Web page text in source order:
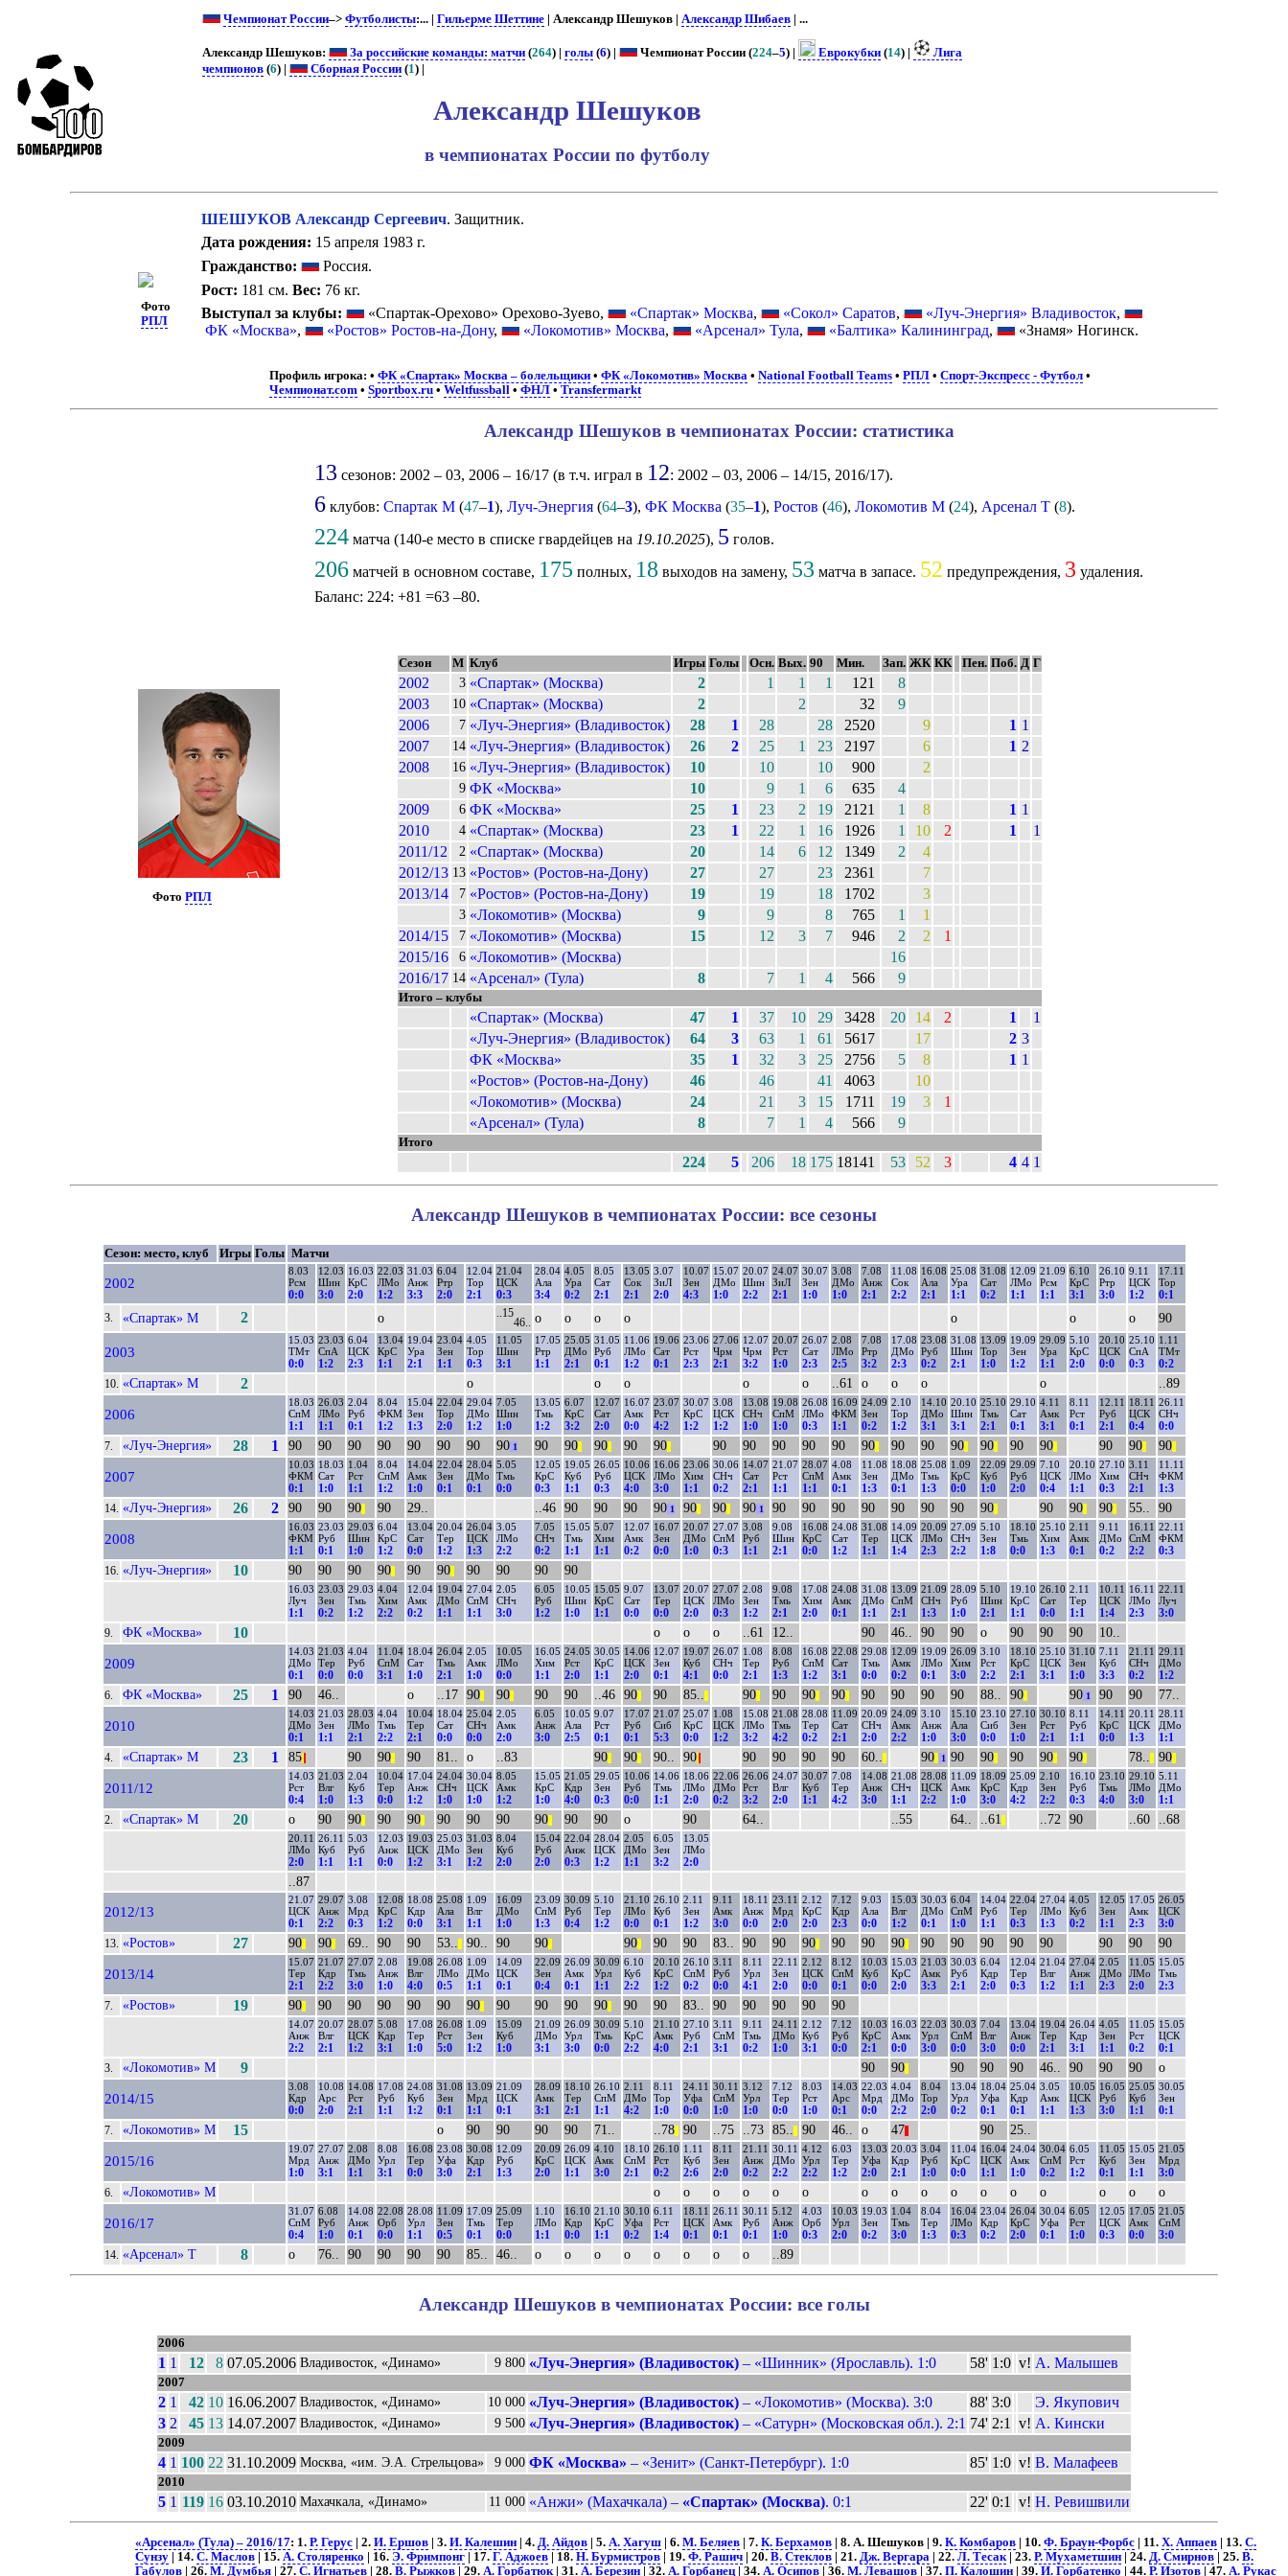
Чемпионат России–>Футболисты:... |Гильерме Шеттине | Александр Шешуков |Александр Шибаев | ...
Александр Шешуков: За российские команды: матчи (264) |голы (6) | Чемпионат России (224–5) | Еврокубки (14) |
Лига
чемпионов (6) | Сборная России (1) |
Александр Шешуков
в чемпионатах России по футболу
Фото
РПЛ
ШЕШУКОВ Александр Сергеевич. Защитник.
Дата рождения: 15 апреля 1983 г.
Гражданство:
Россия.
Рост: 181 см. Вес: 76 кг.
Выступал за клубы:
«Спартак-Орехово» Орехово-Зуево, «Спартак» Москва, «Сокол» Саратов, «Луч-Энергия» Владивосток,
ФК «Москва», «Ростов» Ростов-на-Дону, «Локомотив» Москва, «Арсенал» Тула, «Балтика» Калининград, «Знамя» Ногинск.
Профиль игрока: •ФК «Спартак» Москва – болельщики •ФК «Локомотив» Москва •National Football Teams •РПЛ •Спорт-Экспресс - Футбол •
Чемпионат.com •Sportbox.ru •Weltfussball •ФНЛ •Transfermarkt
ФотоРПЛ
Александр Шешуков в чемпионатах России: статистика
13 сезонов: 2002 – 03, 2006 – 16/17 (в т.ч. играл в 12: 2002 – 03, 2006 – 14/15, 2016/17).
6клубов: Спартак М(47–1), Луч-Энергия(64–3), ФК Москва (35–1), Ростов (46), Локомотив М(24), Арсенал Т(8).
224матча (140-е место в списке гвардейцев на 19.10.2025), 5 голов.
206матчей в основном составе, 175 полных, 18 выходов на замену, 53 матча в запасе. 52 предупреждения, 3 удаления.
Баланс: 224: +81 =63 –80.
Сезон М Клуб Игры Голы Осн. Вых. 90 Мин. Зап. ЖК КК Пен. Поб. Д Г
2002 3 «Спартак» (Москва) 2 1 1 1 121
8
2003
10 «Спартак» (Москва) 2 2 32
9
2006
7 «Луч-Энергия» (Владивосток) 28 1 28 28 2520 9 1 1
2007
14 «Луч-Энергия» (Владивосток) 26 2 25 1 23 2197 6 1 2
2008
16 «Луч-Энергия» (Владивосток) 10 10 10 900 2
9 ФК «Москва» 10 9 1 6 635
4
2009
6 ФК «Москва» 25 1 23 2 19 2121 1 8 1 1
2010
4 «Спартак» (Москва) 23 1 22 1 16 1926 1 10 2 1
1
2011/12
2 «Спартак» (Москва) 20 14 6 12 1349 2
4
2012/13 13 «Ростов» (Ростов-на-Дону) 27 27 23 2361
7
2013/14
7 «Ростов» (Ростов-на-Дону) 19 19 18 1702 3
3 «Локомотив» (Москва) 9 9 8 765 1
1
2014/15
7 «Локомотив» (Москва) 15 12 3 7 946 2 2
1
2015/16
6 «Локомотив» (Москва)
16
2016/17 14 «Арсенал» (Тула) 8 7 1 4 566 9
Итого – клубы
«Спартак» (Москва) 47 1 37 10 29 3428 20 14 2 1
1
«Луч-Энергия» (Владивосток)
64 3 63 1 61 5617 17 2 3
ФК «Москва»
35 1 32 3 25 2756 5 8 1 1
«Ростов» (Ростов-на-Дону)
46 46 41 4063
10
«Локомотив» (Москва)
24 21 3 15 1711 19 3
1
«Арсенал» (Тула)
8 7 1 4 566 9
Итого
224 5 206 18 175 18141 53 52 3 4 4 1
Александр Шешуков в чемпионатах России: все сезоны
Сезон: место, клуб Игры Голы Матчи
2002
8.03
Рсм
0:0
12.03
Шин
3:0
16.03
КрС
2:0
22.03
ЛМо
1:2
31.03
Анж
3:3
6.04
Ртр
2:0
12.04
Тор
2:1
21.04
ЦСК
0:3
28.04
Ала
3:4
4.05
Ура
0:2
8.05
Сат
2:1
13.05
Сок
2:1
3.07
ЗиЛ
2:0
10.07
Зен
4:3
15.07
ДМо
1:0
20.07
Шин
2:2
24.07
ЗиЛ
2:1
30.07
Зен
1:0
3.08
ДМо
1:0
7.08
Анж
2:1
11.08
Сок
2:2
16.08
Ала
2:1
25.08
Ура
1:1
31.08
Сат
0:2
12.09
ЛМо
1:1
21.09
Рсм
1:1
6.10
КрС
3:1
26.10
Ртр
3:0
9.11
ЦСК
1:2
17.11
Тор
0:1
3. «Спартак» М 2 о ..15
46.. о о о о о о о 90
2003
15.03
ТМт
0:0
23.03
СпА
1:2
6.04
ЦСК
2:3
13.04
КрС
1:1
19.04
Ура
2:1
23.04
Зен
1:1
4.05
Тор
0:3
11.05
Шин
3:1
17.05
Ртр
1:1
25.05
ДМо
2:1
31.05
Руб
0:1
11.06
ЛМо
1:2
19.06
Сат
0:1
23.06
Рст
2:3
27.06
Чрм
2:1
12.07
Чрм
3:2
20.07
Рст
1:0
26.07
Сат
2:3
2.08
ЛМо
2:5
7.08
Ртр
3:2
17.08
ДМо
2:3
23.08
Руб
0:2
31.08
Шин
2:1
13.09
Тор
1:0
19.09
Зен
1:2
29.09
Ура
1:1
5.10
КрС
2:0
20.10
ЦСК
0:0
25.10
СпА
0:3
1.11
ТМт
0:2
10. «Спартак» М 2 о о о о о ..61 о о о о ..89
2006
18.03
СпМ
1:1
26.03
ЛМо
1:1
2.04
Руб
0:1
8.04
ФКМ
1:2
15.04
Зен
1:3
22.04
Тор
2:0
29.04
ДМо
1:2
7.05
Шин
1:0
13.05
Тмь
1:2
6.07
КрС
3:2
12.07
Сат
2:0
16.07
Амк
0:0
23.07
Рст
4:2
30.07
КрС
1:2
3.08
ЦСК
1:2
13.08
СНч
1:0
19.08
СпМ
1:0
26.08
ЛМо
0:3
16.09
ФКМ
1:1
24.09
Зен
0:2
2.10
Тор
1:2
14.10
ДМо
3:1
20.10
Шин
3:1
25.10
Тмь
2:1
29.10
Сат
0:1
4.11
Амк
3:1
8.11
Рст
0:1
12.11
Руб
2:1
18.11
ЦСК
0:4
26.11
СНч
0:0
7. «Луч-Энергия» 28 1 90 90 90 90 90 90 90 901 90 90|| 90|| 90 90|| 90 90 90 90 90 90|| 90 90 90|| 90|| 90 90|| 90 90|| 90||
2007
10.03
ФКМ
0:1
18.03
Сат
1:0
1.04
Рст
1:1
8.04
СпМ
1:2
14.04
Амк
1:0
22.04
Зен
0:1
28.04
ДМо
0:1
5.05
Тмь
0:0
12.05
КрС
0:3
19.05
Куб
1:1
26.05
Руб
0:3
10.06
ЦСК
4:0
16.06
ЛМо
3:0
23.06
Хим
1:1
30.06
СНч
0:2
14.07
Сат
2:1
21.07
Рст
1:1
28.07
СпМ
1:1
4.08
Амк
0:1
11.08
Зен
1:3
18.08
ДМо
0:1
25.08
Тмь
1:3
1.09
КрС
0:0
22.09
Куб
1:0
29.09
Руб
2:0
7.10
ЦСК
0:4
20.10
ЛМо
1:1
27.10
Хим
0:3
3.11
СНч
2:1
11.11
ФКМ
1:3
14. «Луч-Энергия» 26 2 90 90 90|| 90 29.. ..46 90 90 90 901 90|| 90|| 901 90 90 90 90 90 90 90 90|| 90 90|| 90|| 55.. 90
2008
16.03
ФКМ
1:1
23.03
Руб
0:1
29.03
Шин
1:0
6.04
КрС
1:2
13.04
Сат
0:0
20.04
Тер
1:2
26.04
ЦСК
1:3
3.05
ЛМо
2:2
7.05
СНч
0:2
15.05
Тмь
1:1
5.07
Хим
1:1
12.07
Амк
0:2
16.07
Зен
0:0
20.07
ДМо
1:0
27.07
СпМ
0:3
3.08
Руб
1:1
9.08
Шин
2:1
16.08
КрС
0:0
24.08
Сат
1:2
31.08
Тер
1:1
14.09
ЦСК
1:4
20.09
ЛМо
2:3
27.09
СНч
2:2
5.10
Зен
1:8
18.10
Тмь
0:0
25.10
Хим
1:3
2.11
Амк
0:1
9.11
ДМо
0:2
16.11
СпМ
2:2
22.11
ФКМ
0:3
16. «Луч-Энергия» 10 90 90 90 90|| 90 90|| 90 90 90 90
16.03
Луч
1:1
23.03
Зен
0:2
29.03
Тмь
1:2
4.04
Хим
2:2
12.04
Амк
0:2
19.04
ДМо
1:1
27.04
СпМ
1:1
2.05
СНч
3:0
6.05
Руб
1:2
10.05
Шин
1:0
15.05
КрС
1:1
9.07
Сат
0:0
13.07
Тер
0:0
20.07
ЦСК
2:0
27.07
ЛМо
0:3
2.08
Зен
1:2
9.08
Тмь
2:1
17.08
Хим
2:0
24.08
Амк
0:1
31.08
ДМо
1:1
13.09
СпМ
2:1
21.09
СНч
1:3
28.09
Руб
1:0
5.10
Шин
2:1
19.10
КрС
1:1
26.10
Сат
0:0
2.11
Тер
1:1
10.11
ЦСК
1:4
16.11
ЛМо
2:3
22.11
Луч
3:0
9. ФК «Москва» 10 о о о ..61 12.. 90 46.. 90 90 о 90 90 90 10..
2009
14.03
ДМо
0:1
21.03
Тер
0:0
4.04
Руб
0:0
11.04
СпМ
3:1
18.04
Сат
1:0
26.04
Тмь
2:1
2.05
Амк
1:0
10.05
ЛМо
0:0
16.05
Хим
1:1
24.05
Рст
2:0
30.05
КрС
1:1
14.06
ЦСК
2:0
12.07
Зен
0:1
19.07
Куб
4:1
26.07
СНч
0:0
1.08
Тер
2:1
8.08
Руб
1:3
16.08
СпМ
1:2
22.08
Сат
3:1
29.08
Тмь
0:0
12.09
Амк
0:2
19.09
ЛМо
0:1
26.09
Хим
3:0
3.10
Рст
2:2
18.10
КрС
2:1
25.10
ЦСК
3:1
31.10
Зен
1:0
7.11
Куб
3:3
21.11
СНч
0:2
29.11
ДМо
1:2
6. ФК «Москва» 25 1 90 46.. о ..17 90|| 90|| 90 90 ..46 90|| 90 85.. 90|| 90 90|| 90|| 90 90 90 90 88.. 90|| 901 90 90 77..
2010
14.03
ДМо
0:1
21.03
Зен
1:1
28.03
ЛМо
2:1
4.04
Тмь
2:2
10.04
Тер
2:1
18.04
Сат
0:0
25.04
СНч
0:0
2.05
Амк
2:0
6.05
Анж
3:0
10.05
Ала
2:5
9.07
Рст
0:1
17.07
Руб
0:1
21.07
Сиб
5:3
25.07
КрС
0:0
1.08
ЦСК
1:2
15.08
ЛМо
3:2
21.08
Тмь
4:2
28.08
Тер
0:2
11.09
Сат
2:1
20.09
СНч
2:0
24.09
Амк
2:2
3.10
Анж
1:0
15.10
Ала
3:0
23.10
Сиб
0:0
27.10
Зен
1:0
30.10
Рст
2:1
8.11
Руб
1:1
14.11
КрС
0:0
20.11
ЦСК
1:3
28.11
ДМо
1:1
4. «Спартак» М 23 1 85| 90 90|| 90 81.. о ..83 90|| 90|| 90.. 90| 90 90 90 90 60.. 90|| 1 90 90|| 90 90|| 90|| 78.. 90||
2011/12
14.03
Рст
0:4
21.03
Влг
1:0
2.04
Куб
1:3
10.04
Тер
0:0
17.04
Анж
1:2
24.04
СНч
1:0
30.04
ЦСК
1:0
8.05
Амк
1:2
15.05
КрС
1:0
21.05
Кдр
4:0
29.05
Зен
0:3
10.06
Руб
0:0
14.06
Тмь
1:1
18.06
ЛМо
2:0
22.06
ДМо
0:2
26.06
Рст
3:2
24.07
Влг
2:0
30.07
Куб
1:1
7.08
Тер
4:2
14.08
Анж
3:0
21.08
СНч
1:1
28.08
ЦСК
2:2
11.09
Амк
1:0
18.09
КрС
3:0
25.09
Кдр
4:2
2.10
Зен
2:2
16.10
Руб
0:3
23.10
Тмь
4:0
29.10
ЛМо
3:0
5.11
ДМо
1:1
2. «Спартак» М 20 о 90 90|| 90 90|| 90 90 90 90|| 90 90 о 90 64.. ..55 64.. ..61 ..72 90 ..60 ..68
20.11
ЛМо
2:0
26.11
Куб
1:1
5.03
Руб
1:1
12.03
Анж
0:0
19.03
ЦСК
1:2
25.03
ДМо
3:1
31.03
Зен
1:2
8.04
Куб
2:0
15.04
Руб
2:0
22.04
Анж
0:3
28.04
ЦСК
1:2
2.05
ДМо
1:1
6.05
Зен
3:2
13.05
ЛМо
2:0
..87
2012/13
21.07
ЦСК
0:1
29.07
Анж
2:2
3.08
Мрд
0:3
12.08
КрС
1:2
18.08
Кдр
0:0
25.08
Ала
3:1
1.09
Влг
1:1
16.09
ДМо
1:0
23.09
СпМ
1:3
30.09
Руб
0:4
5.10
Тер
1:2
21.10
ЛМо
0:0
26.10
Куб
0:1
2.11
Зен
1:2
9.11
Амк
3:0
18.11
Анж
0:0
23.11
Мрд
2:0
2.12
КрС
2:0
7.12
Кдр
2:3
9.03
Ала
0:0
15.03
Влг
1:2
30.03
ДМо
0:1
6.04
СпМ
1:0
14.04
Руб
1:1
22.04
Тер
0:3
27.04
ЛМо
1:3
4.05
Куб
0:2
12.05
Зен
1:1
17.05
Амк
2:3
26.05
ЦСК
3:0
13. «Ростов» 27 90|| 90|| 69.. 90 90 53.. 90.. 90 90|| 90|| 90 90 83.. 90 90 90|| 90 90 90|| 90 90 90 90 90 90 90 90
2013/14
15.07
Тер
2:1
21.07
Кдр
2:2
27.07
Тмь
3:0
2.08
Анж
1:0
19.08
Влг
4:0
26.08
ЛМо
0:5
1.09
ДМо
1:1
14.09
ЦСК
0:1
22.09
Зен
0:4
26.09
Амк
0:1
30.09
Урл
1:1
6.10
Куб
2:2
20.10
КрС
1:2
26.10
СпМ
0:2
3.11
Руб
0:0
8.11
Урл
4:1
22.11
Зен
2:0
2.12
ЦСК
0:0
8.12
СпМ
0:1
10.03
Куб
0:0
15.03
КрС
2:0
21.03
Амк
3:3
30.03
Руб
2:1
6.04
Кдр
2:0
12.04
Тер
0:3
21.04
Влг
1:2
27.04
Анж
1:1
2.05
ДМо
2:3
11.05
ЛМо
2:0
15.05
Тмь
2:3
7. «Ростов» 19 90|| 90 90 90 90 90 90|| 90 90 90 90|| 90 90 83.. 90 90 90 90 90
14.07
Анж
2:2
20.07
Влг
2:1
28.07
ЦСК
1:2
5.08
Кдр
3:1
17.08
Тер
1:0
26.08
Рст
5:0
1.09
Зен
1:2
15.09
Куб
1:0
21.09
ДМо
3:1
26.09
Урл
3:0
30.09
Тмь
0:0
5.10
КрС
2:2
21.10
Амк
4:0
27.10
Руб
2:1
3.11
СпМ
3:1
9.11
Тмь
0:2
24.11
ДМо
1:0
2.12
Куб
3:1
7.12
Руб
0:0
10.03
КрС
2:1
16.03
Амк
0:0
22.03
Урл
3:0
30.03
СпМ
0:0
7.04
Влг
3:0
13.04
Анж
0:0
19.04
Тер
2:1
26.04
Кдр
3:1
4.05
Зен
1:1
11.05
Рст
0:2
15.05
ЦСК
0:1
3. «Локомотив» М 9 90 90|| 90 90 90 46.. 90 90 90 о
2014/15
3.08
Кдр
0:0
10.08
Арс
2:0
14.08
Рст
2:1
17.08
Руб
1:1
24.08
Куб
1:2
31.08
Зен
0:1
13.09
Мрд
1:1
21.09
ЦСК
0:1
28.09
Амк
3:1
18.10
Тер
2:1
26.10
СпМ
1:1
2.11
ДМо
4:2
8.11
Тор
1:0
24.11
Уфа
0:0
30.11
СпМ
1:0
3.12
Урл
1:0
7.12
Тер
0:0
8.03
Рст
1:0
14.03
Арс
0:1
22.03
Мрд
0:0
4.04
ДМо
2:2
8.04
Тор
2:0
13.04
Урл
0:2
18.04
Уфа
0:1
25.04
Кдр
0:1
3.05
Амк
1:1
10.05
ЦСК
1:3
16.05
Руб
3:0
25.05
Куб
1:1
30.05
Зен
0:1
7. «Локомотив» М 15 о 90 90 90 90 71.. ..78|| 90 ..75 ..73 85.. 90 46.. о 47 90 25..
2015/16
19.07
Мрд
1:0
27.07
Анж
3:1
2.08
ДМо
1:1
8.08
Урл
3:1
16.08
Тер
0:0
23.08
Уфа
3:0
30.08
Кдр
2:1
12.09
Руб
1:3
20.09
КрС
2:0
26.09
ЦСК
1:1
4.10
Амк
3:0
18.10
СпМ
2:1
26.10
Рст
0:2
1.11
Куб
2:6
8.11
Зен
2:0
21.11
Анж
0:2
30.11
ДМо
2:2
4.12
Урл
2:2
6.03
Тер
1:2
13.03
Уфа
2:0
20.03
Кдр
2:1
3.04
Руб
1:0
11.04
КрС
0:0
16.04
ЦСК
1:1
24.04
Амк
1:0
30.04
СпМ
0:2
6.05
Рст
1:2
11.05
Куб
0:1
15.05
Зен
1:1
21.05
Мрд
3:0
6. «Локомотив» М о о о о о о о о о о о о о о о о
2016/17
31.07
СпМ
0:4
6.08
Руб
1:0
14.08
Анж
0:1
22.08
Орб
0:0
28.08
Урл
1:1
11.09
Зен
0:5
17.09
Тмь
0:1
25.09
Тер
0:0
1.10
ЛМо
1:1
16.10
Кдр
0:0
21.10
КрС
1:1
30.10
Уфа
0:2
6.11
Рст
1:4
18.11
ЦСК
0:1
26.11
Амк
0:1
30.11
Руб
0:1
5.12
Анж
1:0
4.03
Орб
0:3
10.03
Урл
2:0
19.03
Зен
0:2
1.04
Тмь
3:0
8.04
Тер
1:3
16.04
ЛМо
0:3
23.04
Кдр
0:2
26.04
КрС
2:0
30.04
Уфа
0:1
6.05
Рст
1:0
12.05
ЦСК
0:3
17.05
Амк
0:0
21.05
СпМ
3:0
14. «Арсенал» Т 8 о 76.. 90 90 90 90 85.. 46.. о о о о о о о о ..89
Александр Шешуков в чемпионатах России: все голы
2006
1 1 12 8 07.05.2006 Владивосток, «Динамо» 9 800 «Луч-Энергия» (Владивосток) – «Шинник» (Ярославль). 1:0 58' 1:0 v! А. Малышев
2007
2 1 42 10 16.06.2007 Владивосток, «Динамо» 10 000 «Луч-Энергия» (Владивосток) – «Локомотив» (Москва). 3:0 88' 3:0
Э. Якупович
3 2 45 13 14.07.2007 Владивосток, «Динамо» 9 500 «Луч-Энергия» (Владивосток) – «Сатурн» (Московская обл.). 2:1 74' 2:1 v! А. Кински
2009
4 1 100 22 31.10.2009 Москва, «им. Э.А. Стрельцова» 9 000 ФК «Москва» – «Зенит» (Санкт-Петербург). 1:0 85' 1:0 v! В. Малафеев
2010
5 1 119 16 03.10.2010 Махачкала, «Динамо» 11 000 «Анжи» (Махачкала) – «Спартак» (Москва). 0:1 22' 0:1 v! Н. Ревишвили
«Арсенал» (Тула) – 2016/17: 1. Р. Герус| 2. И. Ершов| 3. И. Калешин| 4. Д. Айдов| 5. А. Хагуш| 6. М. Беляев| 7. К. Берхамов| 8. А. Шешуков | 9. К. Комбаров| 10. Ф. Браун-Форбс| 11. Х. Аппаев| 13. С.
Сунзу| 14. С. Маслов| 15. А. Столяренко | 16. Э. Фримпонг| 17. Г. Аджоев| 18. Н. Бурмистров| 19. Ф. Рашич| 20. В. Стеклов| 21. Дж. Вергара | 22. Л. Тесак| 23. Р. Мухаметшин| 24. Д. Смирнов| 25. В.
Габулов| 26. М. Думбья| 27. С. Игнатьев| 28. В. Рыжков| 29. А. Горбатюк| 31. А. Березин| 32. А. Горбанец| 34. А. Осипов| 36. М. Левашов| 37. П. Калошин| 39. И. Горбатенко | 44. Р. Изотов| 47. А. Рукас